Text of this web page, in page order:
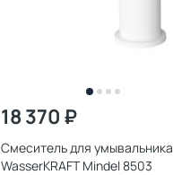
18 370 ₽
Смеситель для умывальника
WasserKRAFT Mindel 8503